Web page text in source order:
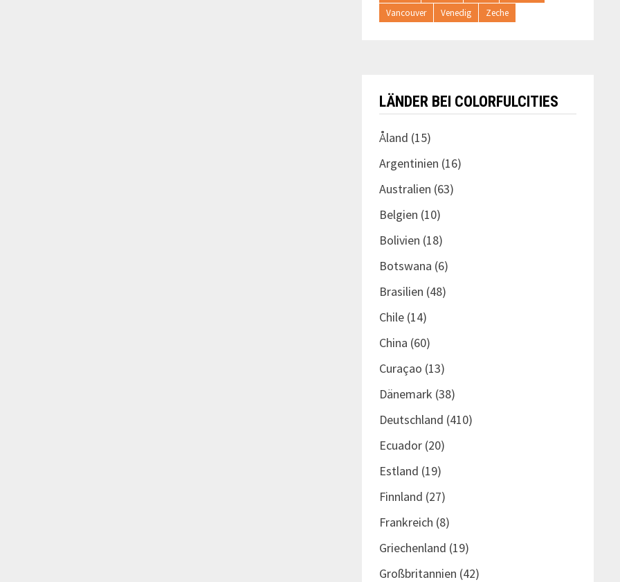
Vancouver
Venedig Zeche
LÄNDER BEI COLORFULCITIES
Åland (15)
Argentinien (16)
Australien (63)
Belgien (10)
Bolivien (18)
Botswana (6)
Brasilien (48)
Chile(14)
China (60)
Curaçao (13)
Dänemark (38)
Deutschland (410)
Ecuador(20)
Estland (19)
Finnland (27)
Frankreich (8)
Griechenland (19)
Großbritannien (42)